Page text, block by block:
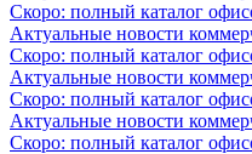
Скоро: полный каталог
Актуальные новости
Скоро: полный каталог
Актуальные новости
Скоро: полный каталог
Актуальные новости
Скоро: полный каталог